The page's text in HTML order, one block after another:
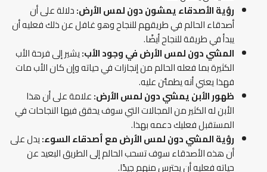
رؤية الأصدقاء يمشون دون لمس الأرض:دلالة على أن
أصدقاء الحالم في طريقهم للنجاح وهو غافل عن ذلك فعليه أن
يبدأ في طريقة للنجاح أيضًا.
المشي دون لمس الأرض في وجود الأب:يشير إلى فرحة الأب
الكثيرة بما فعله الحالم من إنجازات في حياته وإن كان الأب مات
فهذا يعني أنه يطمئن عليه.
ظهور الأبن يمشي دون لمس الأرض:علامة على أن هذا
الأبن له الكثير من المجالات التي سوف يحقق فيها النجاحات في
المستقبل فعليك دعمه بهذا.
رؤية المشي دون لمس الأرض مع أصدقاء السوء:يدل على
أن هذه الأصدقاء سوف تسحب الحالم إلى الطريق البعيد عن
حياته فعليه أن يحترس منهم جيدًا.